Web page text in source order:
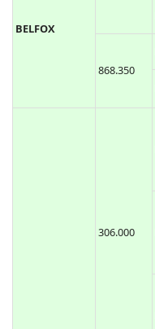
BELFOX
868.350
306.000